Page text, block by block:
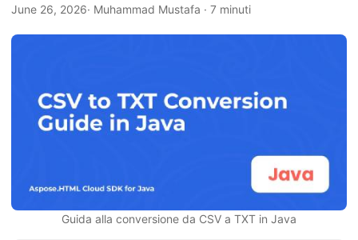
r
i
June 26, 2026· Muhammad Mustafa · 7 minuti
Guida alla conversione da CSV a TXT in Java